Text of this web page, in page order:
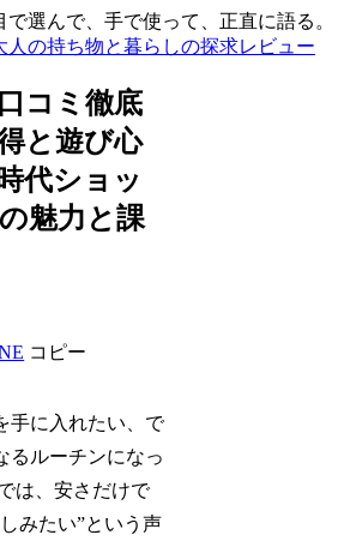
選んで、手で使って、正直に語る。
人の持ち物と暮らしの探求レビュー
コミ徹底
と遊び心
代ショッ
魅力と課
コピー
手に入れたい、で
るルーチンになっ
は、安さだけで
みたい”という声